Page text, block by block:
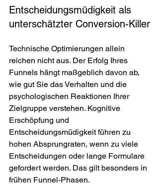
Entscheidungsmüdigkeit als
unterschätzter Conversion-Killer
Technische Optimierungen allein
reichen nicht aus. Der Erfolg Ihres
Funnels hängt maßgeblich davon ab,
wie gut Sie das Verhalten und die
psychologischen Reaktionen Ihrer
Zielgruppe verstehen. Kognitive
Erschöpfung und
Entscheidungsmüdigkeit führen zu
hohen Absprungraten, wenn zu viele
Entscheidungen oder lange Formulare
gefordert werden. Das gilt besonders in
frühen Funnel-Phasen.